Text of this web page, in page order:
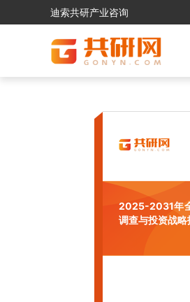
迪索共研产业咨询
2025-2031年
调查与投资战略